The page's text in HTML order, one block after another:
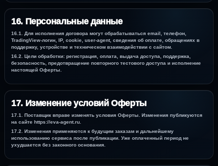
16. Персональные данные
16.1. Для исполнения договора могут обрабатываться email, телефон,
TradingView-логин, IP, cookie, user-agent, сведения об оплате, обращениях в
поддержку, устройстве и техническом взаимодействии с сайтом.
16.2. Цели обработки: регистрация, оплата, выдача доступа, поддержка,
безопасность, предотвращение повторного тестового доступа и исполнение
настоящей Оферты.
17. Изменение условий Оферты
17.1. Поставщик вправе изменять условия Оферты. Изменения публикуются
на сайте https://eva-agent.ru.
17.2. Изменения применяются к будущим заказам и дальнейшему
использованию сервиса после публикации. Уже оплаченный период не
ухудшается без законного основания.